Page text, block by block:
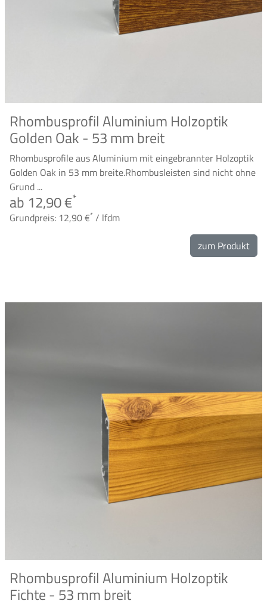
Rhombusprofil Aluminium Holzoptik
Golden Oak - 53 mm breit
Rhombusprofile aus Aluminium mit eingebrannter Holzoptik
Golden Oak in 53 mm breite.Rhombusleisten sind nicht ohne
Grund ...
ab 12,90 €*
Grundpreis: 12,90 €* / lfdm
zum Produkt
Rhombusprofil Aluminium Holzoptik
Fichte - 53 mm breit